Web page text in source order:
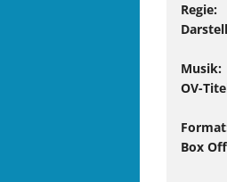
Regie
Musik
OV-
Format
Box